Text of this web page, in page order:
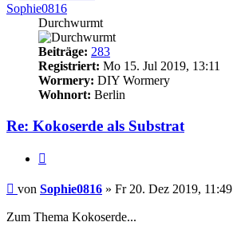
Sophie0816
Durchwurmt
Beiträge: 283
Registriert: Mo 15. Jul 2019, 13:11
Wormery: DIY Wormery
Wohnort: Berlin
Re: Kokoserde als Substrat
Beitrag
von Sophie0816 » Fr 20. Dez 2019, 11:49
Zum Thema Kokoserde...